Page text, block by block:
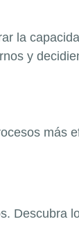
la
y
más
Descubra